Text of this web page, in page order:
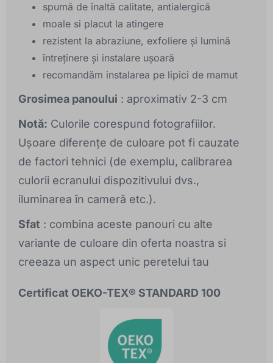
spumă de înaltă calitate, antialergică
moale si placut la atingere
rezistent la abraziune, exfoliere și lumină
întreținere și instalare ușoară
recomandăm instalarea pe lipici de mamut
Grosimea panoului : aproximativ 2-3 cm
Notă: Culorile corespund fotografiilor.
Ușoare diferențe de culoare pot fi cauzate
de factori tehnici (de exemplu, calibrarea
culorii ecranului dispozitivului dvs.,
iluminarea în cameră etc.).
Sfat : combina aceste panouri cu alte
variante de culoare din oferta noastra si
creeaza un aspect unic peretelui tau
Certificat OEKO-TEX® STANDARD 100